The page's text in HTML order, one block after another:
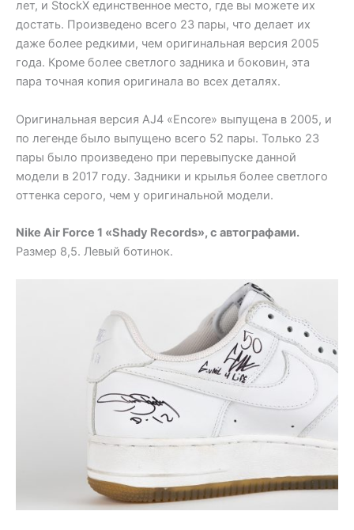
лет, и StockX единственное место, где вы можете их
достать. Произведено всего 23 пары, что делает их
даже более редкими, чем оригинальная версия 2005
года. Кроме более светлого задника и боковин, эта
пара точная копия оригинала во всех деталях.
Оригинальная версия AJ4 «Encore» выпущена в 2005, и
по легенде было выпущено всего 52 пары. Только 23
пары было произведено при перевыпуске данной
модели в 2017 году. Задники и крылья более светлого
оттенка серого, чем у оригинальной модели.
Nike Air Force 1 «Shady Records», с автографами.
Размер 8,5. Левый ботинок.